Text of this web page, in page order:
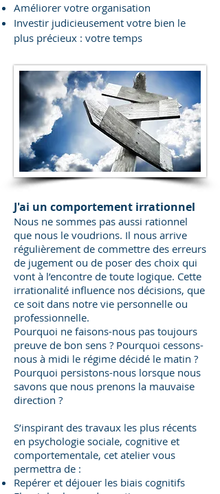
J'ai un comportement irrationnel
Nous ne sommes pas aussi rationnel
que nous le voudrions. Il nous arrive
régulièrement de commettre des erreurs
de jugement ou de poser des choix qui
vont à l’encontre de toute logique. Cette
irrationalité influence nos décisions, que
ce soit dans notre vie personnelle ou
professionnelle.
Pourquoi ne faisons-nous pas toujours
preuve de bon sens ? Pourquoi cessons-
nous à midi le régime décidé le matin ?
Pourquoi persistons-nous lorsque nous
savons que nous prenons la mauvaise
direction ?
S’inspirant des travaux les plus récents
en psychologie sociale, cognitive et
comportementale, cet atelier vous
permettra de :
Repérer et déjouer les biais cognitifs
Améliorer votre organisation
Investir judicieusement votre bien le
plus précieux : votre temps